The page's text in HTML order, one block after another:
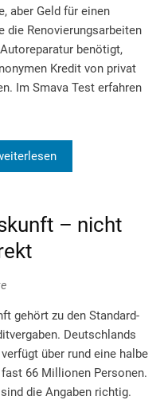
aber Geld für einen
die Renovierungsarbeiten
benötigt,
Kredit von privat
Im Smava Test erfahren
– nicht
gehört zu den Standard-
Deutschlands
über rund eine halbe
66 Millionen Personen.
die Angaben richtig.